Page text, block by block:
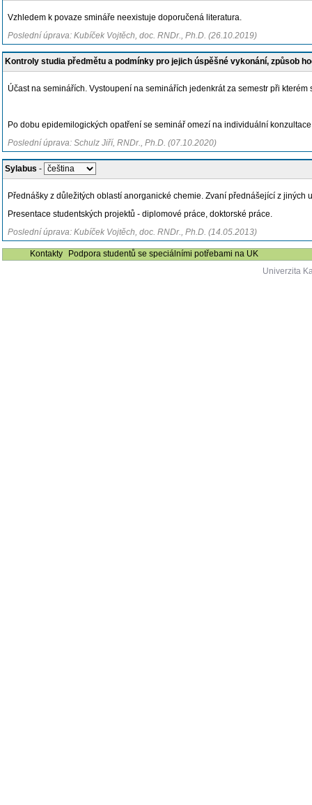
Vzhledem k povaze smináře neexistuje doporučená literatura.
Poslední úprava: Kubíček Vojtěch, doc. RNDr., Ph.D. (26.10.2019)
Kontroly studia předmětu a podmínky pro jejich úspěšné vykonání, způsob
Účast na seminářích. Vystoupení na seminářích jedenkrát za semestr při
Po dobu epidemilogických opatření se seminář omezí na individuální
Poslední úprava: Schulz Jiří, RNDr., Ph.D. (07.10.2020)
Sylabus -
Přednášky z důležitých oblastí anorganické chemie. Zvaní přednášející z jiných
Presentace studentských projektů - diplomové práce, doktorské práce.
Poslední úprava: Kubíček Vojtěch, doc. RNDr., Ph.D. (14.05.2013)
Kontakty
Podpora studentů se speciálními potřebami na UK
Univerzita